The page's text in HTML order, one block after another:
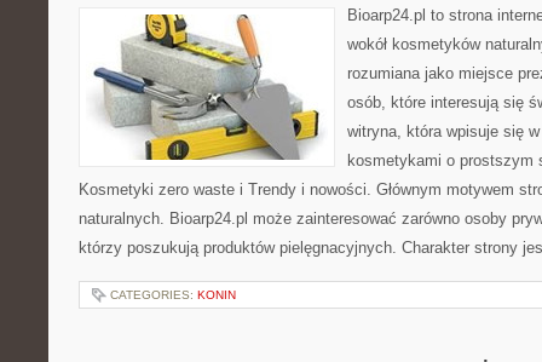
Bioarp24.pl to strona
wokół kosmetyków
rozumiana jako miejsce
osób, które interesują się
witryna, która wpisuje się
kosmetykami o prostszym
Kosmetyki zero waste i Trendy i nowości. Głównym motywem
naturalnych. Bioarp24.pl może zainteresować zarówno osoby
którzy poszukują produktów pielęgnacyjnych. Charakter strony
CATEGORIES: KONIN